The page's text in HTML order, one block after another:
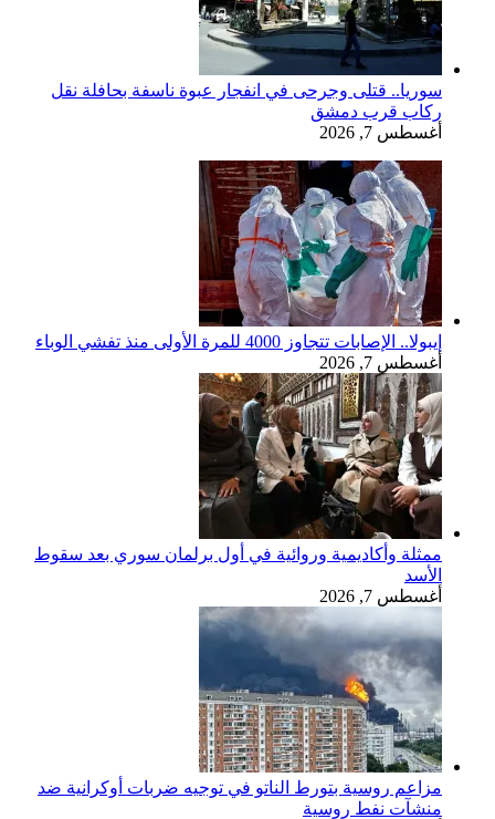
سوريا.. قتلى وجرحى في انفجار عبوة ناسفة بحافلة نقل
ركاب قرب دمشق
أغسطس 7, 2026
إيبولا.. الإصابات تتجاوز 4000 للمرة الأولى منذ تفشي الوباء
أغسطس 7, 2026
ممثلة وأكاديمية وروائية في أول برلمان سوري بعد سقوط
الأسد
أغسطس 7, 2026
مزاعم روسية بتورط الناتو في توجيه ضربات أوكرانية ضد
منشآت نفط روسية